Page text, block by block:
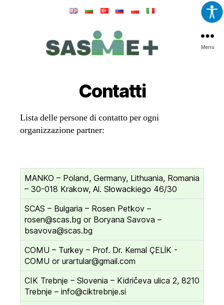
Menu
Contatti
Lista delle persone di contatto per ogni
organizzazione partner:
MANKO – Poland, Germany, Lithuania, Romania
– 30-018 Krakow, Al. Słowackiego 46/30
SCAS – Bulgaria – Rosen Petkov –
rosen@scas.bg or Boryana Savova –
bsavova@scas.bg
COMU – Turkey – Prof. Dr. Kemal ÇELİK -
COMU or urartular@gmail.com
CIK Trebnje – Slovenia – Kidričeva ulica 2, 8210
Trebnje – info@ciktrebnje.si